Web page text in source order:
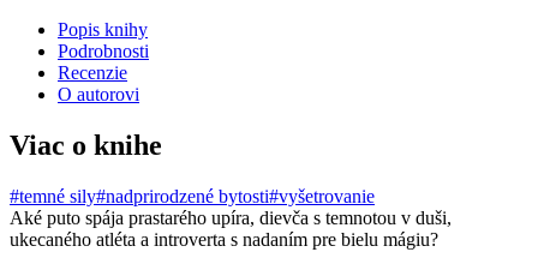
Popis knihy
Podrobnosti
Recenzie
O autorovi
Viac o knihe
#temné sily#nadprirodzené bytosti#vyšetrovanie
Aké puto spája prastarého upíra, dievča s temnotou v duši,
ukecaného atléta a introverta s nadaním pre bielu mágiu?